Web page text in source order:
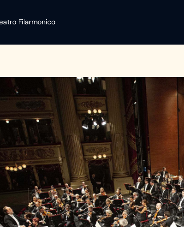
Filarmonico